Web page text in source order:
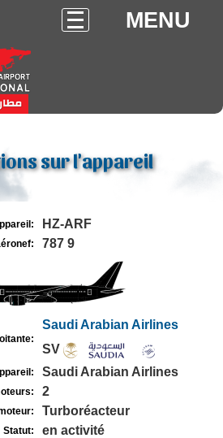
MENU
sur l'appareil
HZ-ARF
787 9
Saudi Arabian Airlines
SV
Saudi Arabian Airlines
2
Turboréacteur
Statut: en activité